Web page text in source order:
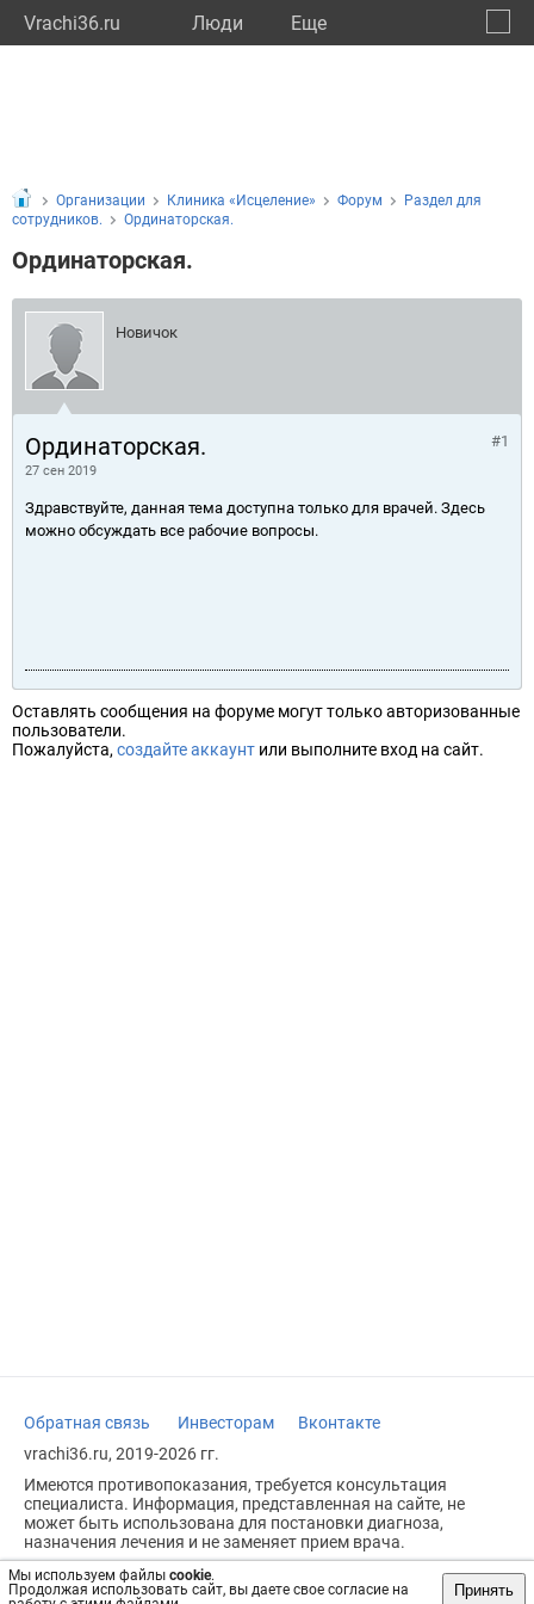
Vrachi36.ru Люди Eще
Мы используем файлы cookie.
Продолжая использовать сайт, вы даете свое согласие на
Принять
Организации Клиника «Исцеление» Форум
Раздел для
сотрудников.
Ординаторская.
Ординаторская.
Новичок
Ординаторская.
27 сен 2019
#1
Здравствуйте, данная тема доступна только для врачей. Здесь
можно обсуждать все рабочие вопросы.
Оставлять сообщения на форуме могут только авторизованные
пользователи.
Пожалуйста, создайте аккаунт или выполните вход на сайт.
Обратная связь Инвесторам
Вконтакте
vrachi36.ru, 2019-2026 гг.
Имеются противопоказания, требуется консультация
специалиста. Информация, представленная на сайте, не
может быть использована для постановки диагноза,
назначения лечения и не заменяет прием врача.
Возрастное ограничение: 18+